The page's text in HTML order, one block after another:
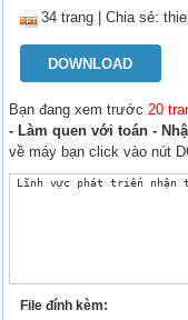
34 trang |Chia sẻ:
DOWNLOAD
Bạn đang xem trước20
- Làm quen với toán -
về máy bạn click vào nút
Lĩnh vực phát triển nhận
File đính kèm: